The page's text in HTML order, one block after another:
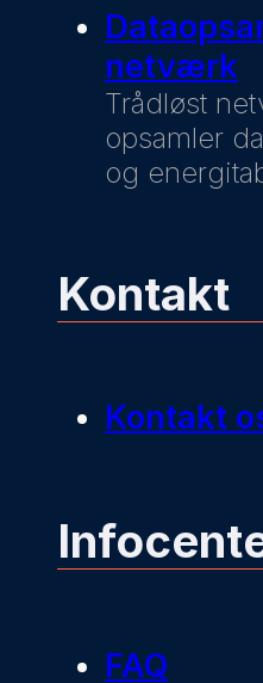
netværk
Trådløst
opsamler
og
Kontakt
Kontakt
FAQ